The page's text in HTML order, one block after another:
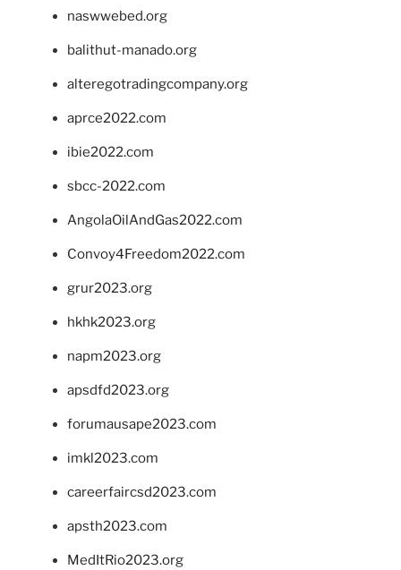
naswwebed.org
balithut-manado.org
alteregotradingcompany.org
aprce2022.com
ibie2022.com
sbcc-2022.com
AngolaOilAndGas2022.com
Convoy4Freedom2022.com
grur2023.org
hkhk2023.org
napm2023.org
apsdfd2023.org
forumausape2023.com
imkl2023.com
careerfaircsd2023.com
apsth2023.com
MedItRio2023.org